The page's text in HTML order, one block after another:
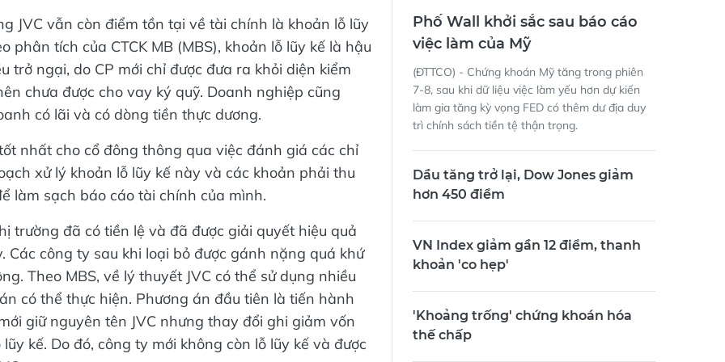
JVC vẫn còn điểm tồn tại về tài chính là khoản lỗ lũy
tích của CTCK MB (MBS), khoản lỗ lũy kế là hậu
trở ngại, do CP mới chỉ được đưa ra khỏi diện kiểm
chưa được cho vay ký quỹ. Doanh nghiệp cũng
có lãi và có dòng tiền thực dương.
nhất cho cổ đông thông qua việc đánh giá các chỉ
xử lý khoản lỗ lũy kế này và các khoản phải thu
làm sạch báo cáo tài chính của mình.
trường đã có tiền lệ và đã được giải quyết hiệu quả
công ty sau khi loại bỏ được gánh nặng quá khứ
Theo MBS, về lý thuyết JVC có thể sử dụng nhiều
có thể thực hiện. Phương án đầu tiên là tiến hành
giữ nguyên tên JVC nhưng thay đổi ghi giảm vốn
kế. Do đó, công ty mới không còn lỗ lũy kế và được
Phố Wall khởi sắc sau báo cáo
việc làm của Mỹ
(ĐTTCO) - Chứng khoán Mỹ tăng trong phiên
7-8, sau khi dữ liệu việc làm yếu hơn dự kiến
làm gia tăng kỳ vọng FED có thêm dư địa duy
trì chính sách tiền tệ thận trọng.
Dầu tăng trở lại, Dow Jones giảm
hơn 450 điểm
VN Index giảm gần 12 điểm, thanh
khoản 'co hẹp'
'Khoảng trống' chứng khoán hóa
thế chấp